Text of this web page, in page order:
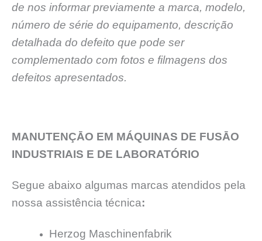
de nos informar previamente a marca, modelo,
número de série do equipamento, descrição
detalhada do defeito que pode ser
complementado com fotos e filmagens dos
defeitos apresentados.
MANUTENÇĀO EM MÁQUINAS DE FUSĀO
INDUSTRIAIS E DE LABORATÓRIO
Segue abaixo algumas marcas atendidos pela
nossa assistência técnica:
Herzog Maschinenfabrik